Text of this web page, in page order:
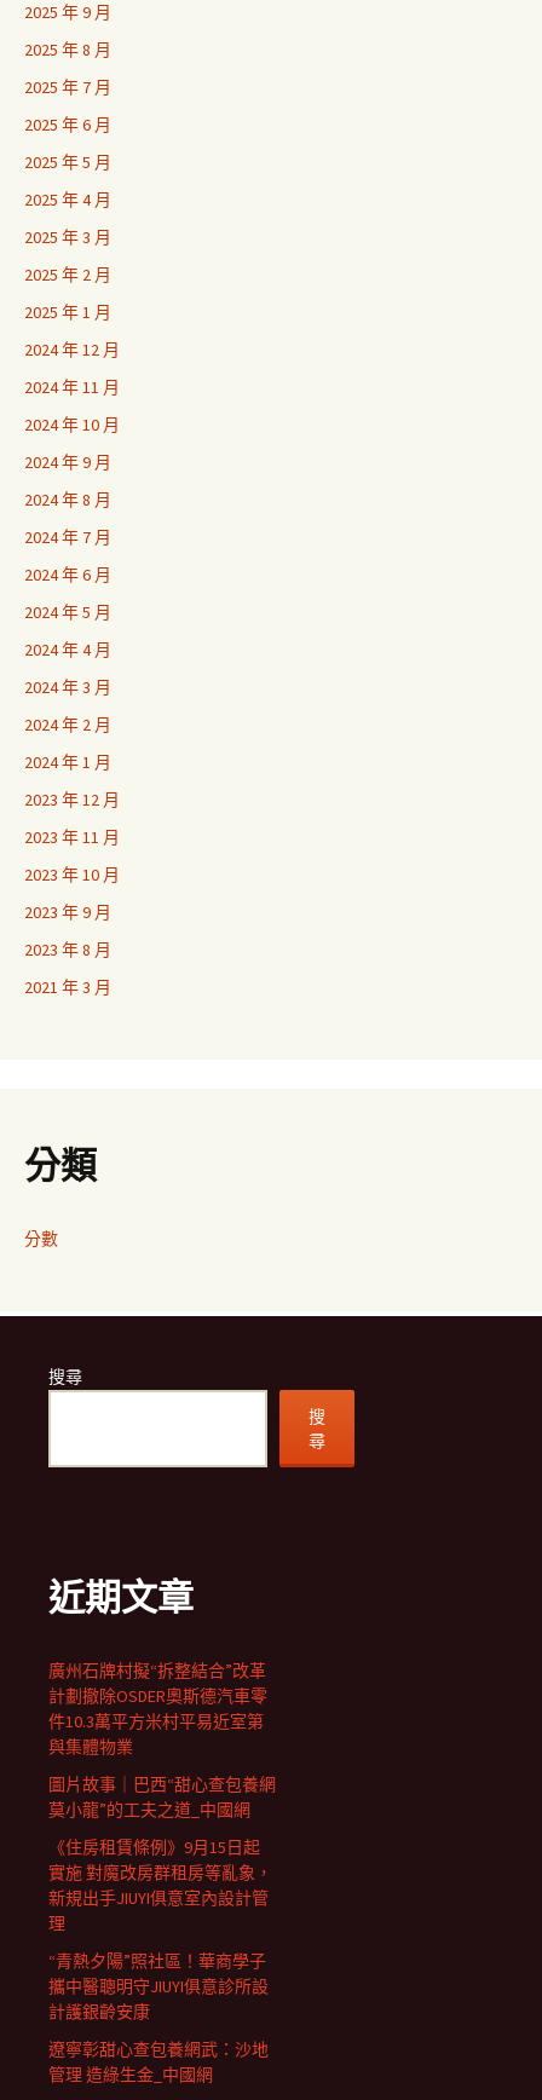
2025 年 9 月
2025 年 8 月
2025 年 7 月
2025 年 6 月
2025 年 5 月
2025 年 4 月
2025 年 3 月
2025 年 2 月
2025 年 1 月
2024 年 12 月
2024 年 11 月
2024 年 10 月
2024 年 9 月
2024 年 8 月
2024 年 7 月
2024 年 6 月
2024 年 5 月
2024 年 4 月
2024 年 3 月
2024 年 2 月
2024 年 1 月
2023 年 12 月
2023 年 11 月
2023 年 10 月
2023 年 9 月
2023 年 8 月
2021 年 3 月
分類
分數
搜尋
搜
尋
近期文章
廣州石牌村擬“拆整結合”改革
計劃撤除OSDER奧斯德汽車零
件10.3萬平方米村平易近室第
與集體物業
圖片故事｜巴西“甜心查包養網
莫小龍”的工夫之道_中國網
《住房租賃條例》9月15日起
實施 對魔改房群租房等亂象，
新規出手JIUYI俱意室內設計管
理
“青熱夕陽”照社區！華商學子
攜中醫聰明守JIUYI俱意診所設
計護銀齡安康
遼寧彰甜心查包養網武：沙地
管理 造綠生金_中國網